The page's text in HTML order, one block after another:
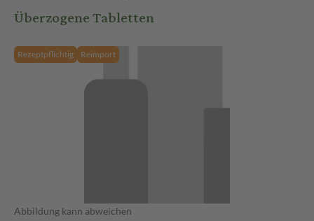
Überzogene Tabletten
Rezeptpflichtig Reimport
Abbildung kann abweichen